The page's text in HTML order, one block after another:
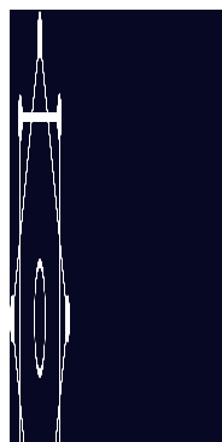
Перейти
содержимому